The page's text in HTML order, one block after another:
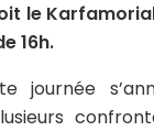
le
16h.
journée